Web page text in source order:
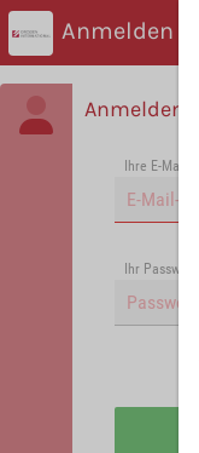
Anmelden
Anmelden
Ihre E-Mail-
Ihr Passwort